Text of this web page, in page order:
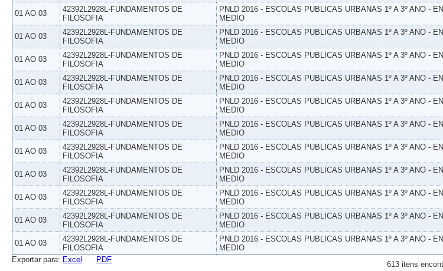
01 AO 03
42392L2928L-FUNDAMENTOS DE
FILOSOFIA
PNLD 2016 - ESCOLAS PUBLICAS URBANAS 1º A 3º ANO -
MEDIO
01 AO 03
42392L2928L-FUNDAMENTOS DE
FILOSOFIA
PNLD 2016 - ESCOLAS PUBLICAS URBANAS 1º A 3º ANO -
MEDIO
01 AO 03
42392L2928L-FUNDAMENTOS DE
FILOSOFIA
PNLD 2016 - ESCOLAS PUBLICAS URBANAS 1º A 3º ANO -
MEDIO
01 AO 03
42392L2928L-FUNDAMENTOS DE
FILOSOFIA
PNLD 2016 - ESCOLAS PUBLICAS URBANAS 1º A 3º ANO -
MEDIO
01 AO 03
42392L2928L-FUNDAMENTOS DE
FILOSOFIA
PNLD 2016 - ESCOLAS PUBLICAS URBANAS 1º A 3º ANO -
MEDIO
01 AO 03
42392L2928L-FUNDAMENTOS DE
FILOSOFIA
PNLD 2016 - ESCOLAS PUBLICAS URBANAS 1º A 3º ANO -
MEDIO
01 AO 03
42392L2928L-FUNDAMENTOS DE
FILOSOFIA
PNLD 2016 - ESCOLAS PUBLICAS URBANAS 1º A 3º ANO -
MEDIO
01 AO 03
42392L2928L-FUNDAMENTOS DE
FILOSOFIA
PNLD 2016 - ESCOLAS PUBLICAS URBANAS 1º A 3º ANO -
MEDIO
01 AO 03
42392L2928L-FUNDAMENTOS DE
FILOSOFIA
PNLD 2016 - ESCOLAS PUBLICAS URBANAS 1º A 3º ANO -
MEDIO
01 AO 03
42392L2928L-FUNDAMENTOS DE
FILOSOFIA
PNLD 2016 - ESCOLAS PUBLICAS URBANAS 1º A 3º ANO -
MEDIO
01 AO 03
42392L2928L-FUNDAMENTOS DE
FILOSOFIA
PNLD 2016 - ESCOLAS PUBLICAS URBANAS 1º A 3º ANO -
MEDIO
613 itens
Exportar para: Excel PDF